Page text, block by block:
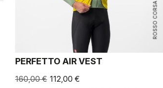
ROSSO CORSA
PERFETTO AIR VEST
160,00 € 112,00 €